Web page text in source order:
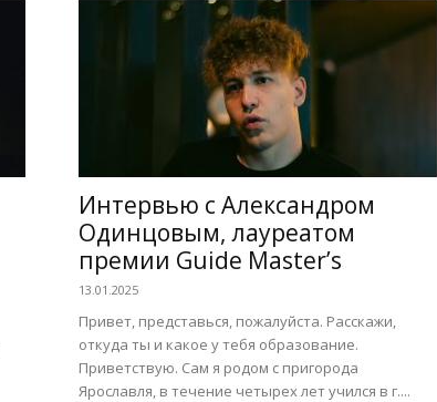
Интервью с Александром
Одинцовым, лауреатом
премии Guide Master’s
13.01.2025
Привет, представься, пожалуйста. Расскажи,
откуда ты и какое у тебя образование.
Приветствую. Сам я родом с пригорода
Ярославля, в течение четырех лет учился в г....